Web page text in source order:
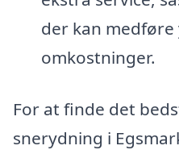
der kan
omkostninger.
For at finde det
snerydning i